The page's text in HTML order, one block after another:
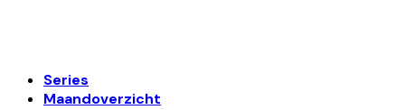
Series
Maandoverzicht